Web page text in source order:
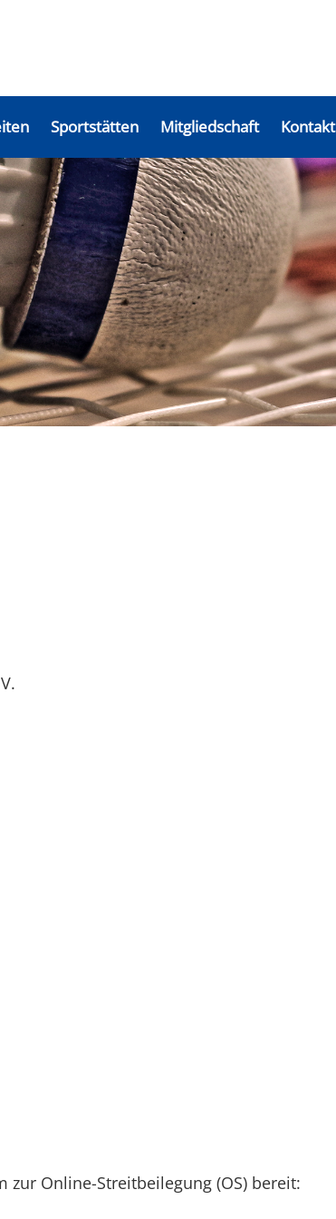
Sportstätten Mitgliedschaft Kontakt
Online-Streitbeilegung (OS) bereit: